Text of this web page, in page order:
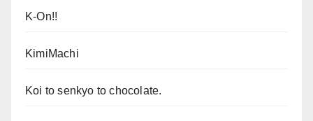
K-On!!
KimiMachi
Koi to senkyo to chocolate.